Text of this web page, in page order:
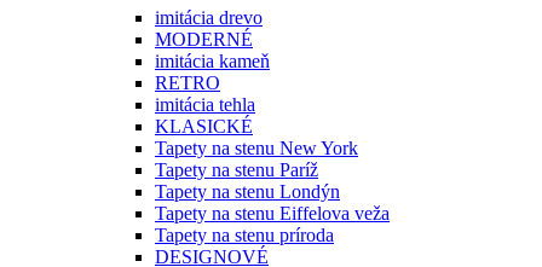
imitácia drevo
MODERNÉ
imitácia kameň
RETRO
imitácia tehla
KLASICKÉ
Tapety na stenu New York
Tapety na stenu Paríž
Tapety na stenu Londýn
Tapety na stenu Eiffelova veža
Tapety na stenu príroda
DESIGNOVÉ